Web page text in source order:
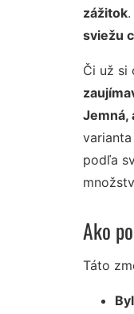
zážitok
sviežu
Či už si
Jemná,
podľa
Ako
Táto